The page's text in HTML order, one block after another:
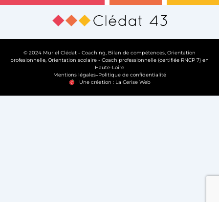
© 2024 Muriel Clédat - Coaching, Bilan de compétences, Orientation
profesionnelle, Orientation scolaire - Coach professionnelle (certifiée RNCP 7) en
Haute-Loire
Mentions légales Politique de confidentialité
Une création : La Cerise Web